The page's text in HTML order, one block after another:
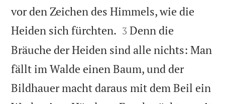
vor den Zeichen des Himmels, wie die
Heiden sich fürchten. 

3 Denn die
Bräuche der Heiden sind alle nichts: Man
fällt im Walde einen Baum, und der
Bildhauer macht daraus mit dem Beil ein